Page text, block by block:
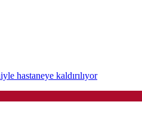
hastaneye kaldırılıyor